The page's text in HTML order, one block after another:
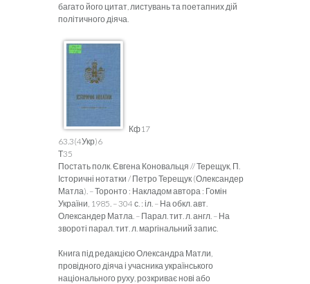
багато його цитат, листувань та поетапних дій
політичного діяча.
Кф17
63.3(4Укр)6
Т35
Постать полк. Євгена Коновальця // Терещук, П.
Історичні нотатки / Петро Терещук (Олександер
Матла). – Торонто : Накладом автора : Гомін
України, 1985. – 304 с. : іл. – На обкл. авт.
Олександер Матла. – Парал. тит. л. англ. – На
звороті парал. тит. л. маргінальний запис.
Книга під редакцією Олександра Матли,
провідного діяча і учасника українського
національного руху, розкриває нові або